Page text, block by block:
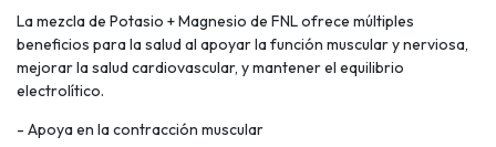
La mezcla de Potasio + Magnesio de FNL ofrece múltiples
beneficios para la salud al apoyar la función muscular y nerviosa,
mejorar la salud cardiovascular, y mantener el equilibrio
electrolítico.
- Apoya en la contracción muscular